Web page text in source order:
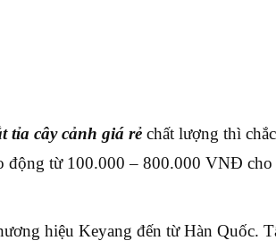
tỉa cây cảnh giá rẻchất lượng thì
động từ 100.000 – 800.000 VNĐ cho
hiệu Keyang đến từ Hàn Quốc.